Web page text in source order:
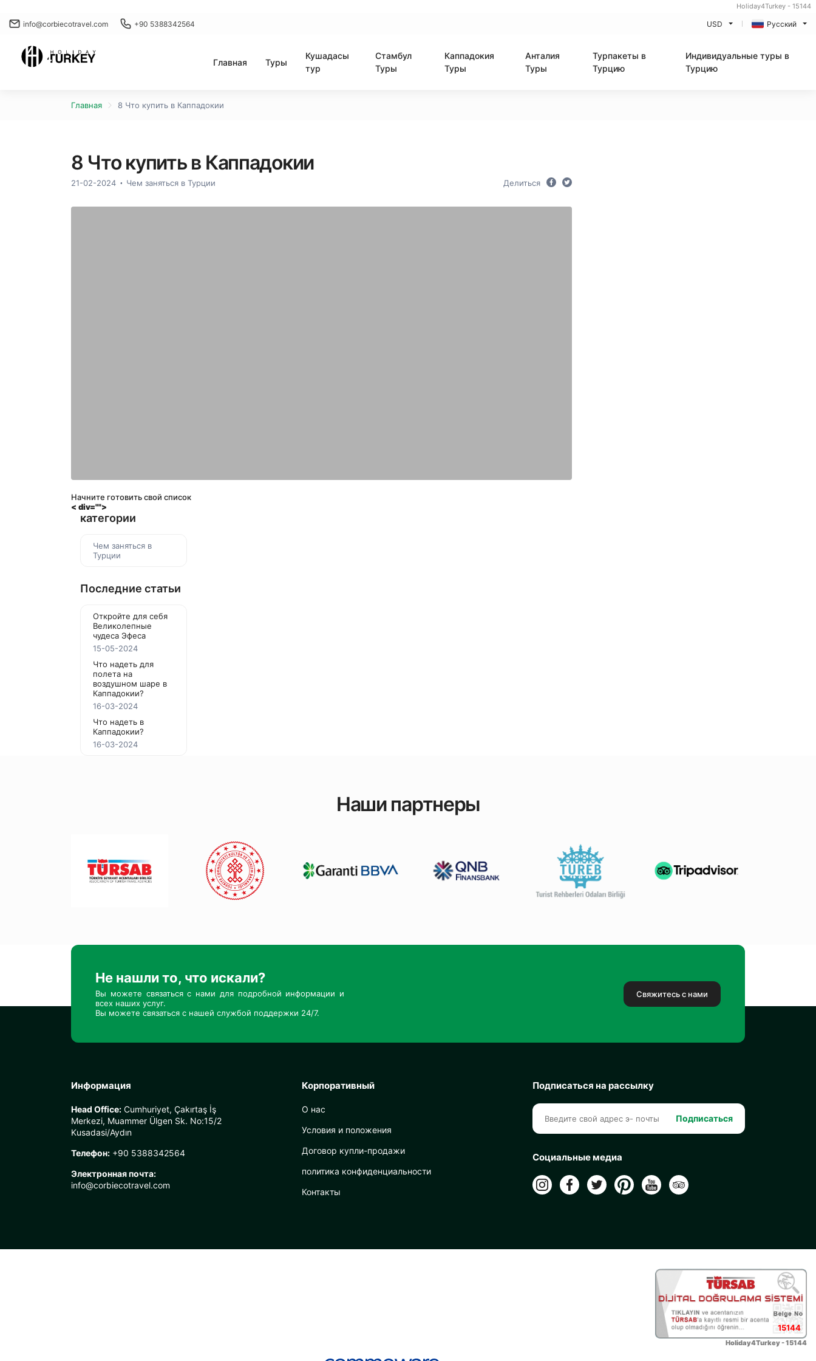
Holiday4Turkey - 15144
info@corbiecotravel.com +90 5388342564 USD Русский
Главная Туры
Кушадасы
тур
Стамбул
Туры
Каппадокия
Туры
Анталия
Туры
Турпакеты в
Турцию
Индивидуальные туры в
Турцию
Главная 8 Что купить в Каппадокии
8 Что купить в Каппадокии
21-02-2024 Чем заняться в Турции Делиться
Начните готовить свой список
< div="">
категории
Чем заняться в
Турции
Последние статьи
Откройте для себя
Великолепные
чудеса Эфеса
15-05-2024
Что надеть для
полета на
воздушном шаре в
Каппадокии?
16-03-2024
Что надеть в
Каппадокии?
16-03-2024
Наши партнеры
Не нашли то, что искали?
Вы можете связаться с нами для подробной информации и
всех наших услуг.
Вы можете связаться с нашей службой поддержки 24/7.
Свяжитесь с нами
Информация
Head Office: Cumhuriyet, Çakırtaş İş
Merkezi, Muammer Ülgen Sk. No:15/2
Kusadasi/Aydın
Телефон: +90 5388342564
Электронная почта:
info@corbiecotravel.com
Корпоративный
О нас
Условия и положения
Договор купли-продажи
политика конфиденциальности
Контакты
Подписаться на рассылку
Подписаться
Социальные медиа
15144
Holiday4Turkey - 15144